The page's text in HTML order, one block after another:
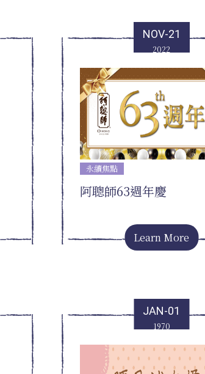
NOV-21
2022
永續焦點
阿聰師63週年慶
Learn More
JAN-01
1970